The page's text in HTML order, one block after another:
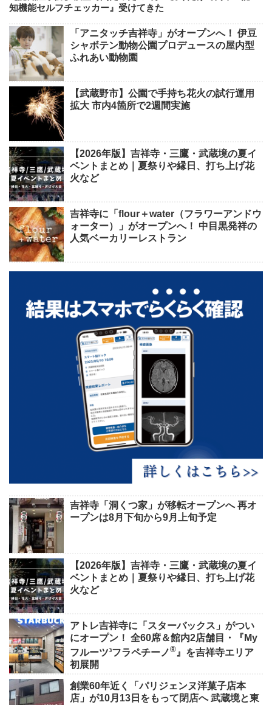
知機能セルフチェッカー』受けてきた
「アニタッチ吉祥寺」がオープンへ！ 伊豆
シャボテン動物公園プロデュースの屋内型
ふれあい動物園
【武蔵野市】公園で手持ち花火の試行運用
拡大 市内4箇所で2週間実施
【2026年版】吉祥寺・三鷹・武蔵境の夏イ
ベントまとめ｜夏祭りや縁日、打ち上げ花
火など
吉祥寺に「flour＋water（フラワーアンドウ
ォーター）」がオープンへ！ 中目黒発祥の
人気ベーカリーレストラン
吉祥寺「洞くつ家」が移転オープンへ 再オ
ープンは8月下旬から9月上旬予定
【2026年版】吉祥寺・三鷹・武蔵境の夏イ
ベントまとめ｜夏祭りや縁日、打ち上げ花
火など
アトレ吉祥寺に「スターバックス」がつい
にオープン！ 全60席＆館内2店舗目・『My
フルーツ³フラペチーノ® 』を吉祥寺エリア
初展開
創業60年近く「パリジェンヌ洋菓子店本
店」が10月13日をもって閉店へ 武蔵境と東